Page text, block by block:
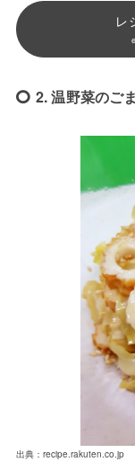
レ
2. 温野菜のご
出典：recipe.rakuten.co.jp